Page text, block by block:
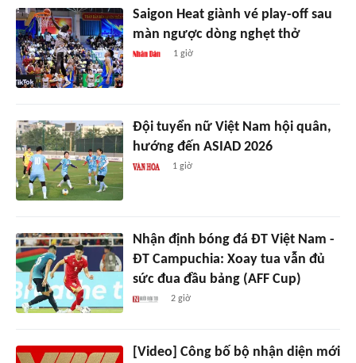
Saigon Heat giành vé play-off sau
màn ngược dòng nghẹt thở
1 giờ
Đội tuyển nữ Việt Nam hội quân,
hướng đến ASIAD 2026
1 giờ
Nhận định bóng đá ĐT Việt Nam -
ĐT Campuchia: Xoay tua vẫn đủ
sức đua đầu bảng (AFF Cup)
2 giờ
[Video] Công bố bộ nhận diện mới